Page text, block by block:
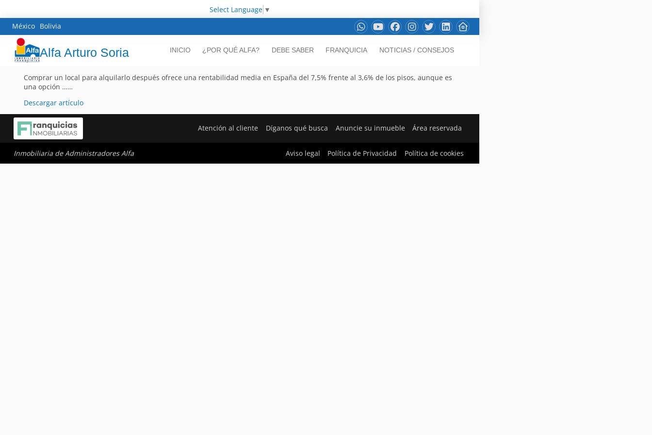
Select Language ▼
México Bolivia
Alfa Arturo Soria INICIO ¿POR QUÉ ALFA? DEBE SABER FRANQUICIA NOTICIAS / CONSEJOS
Comprar un local para alquilarlo después ofrece una rentabilidad media en España del 7,5% frente al 3,6% de los pisos, aunque es
una opción ……
Descargar artículo
Atención al cliente Díganos qué busca Anuncie su inmueble Área reservada
Inmobiliaria de Administradores Alfa Aviso legal Política de Privacidad Política de cookies